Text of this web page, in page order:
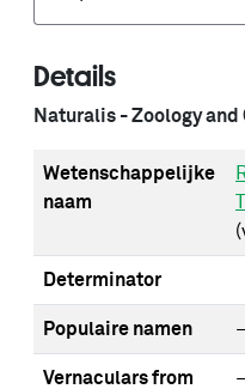
Details
Naturalis - Zoology
Wetenschappelijke
naam
Determinator
Populaire namen
Vernaculars from